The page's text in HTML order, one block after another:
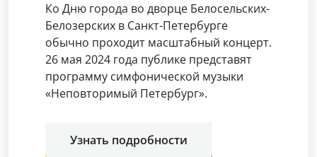
Ко Дню города во дворце Белосельских-
Белозерских в Санкт-Петербурге
обычно проходит масштабный концерт.
26 мая 2024 года публике представят
программу симфонической музыки
«Неповторимый Петербург».
Узнать подробности